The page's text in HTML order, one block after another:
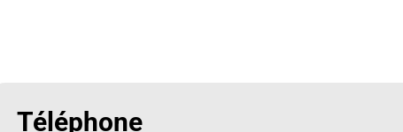
Téléphone